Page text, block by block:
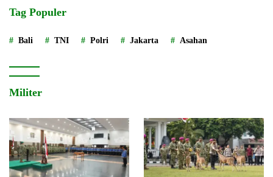
Tag Populer
Bali TNI Polri Jakarta Asahan
Militer